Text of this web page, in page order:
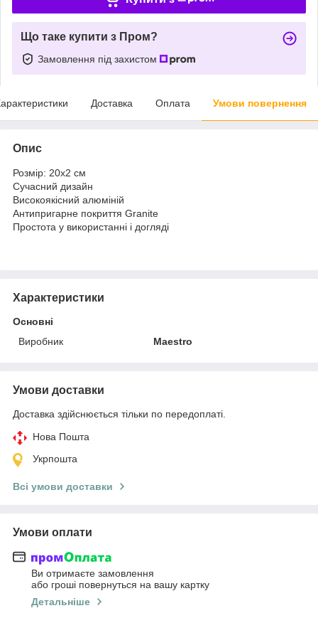
Що таке купити з Пром?
Замовлення під захистом
Доставка Оплата Умови повернення
Опис
Розмір: 20х2 см
Сучасний дизайн
Високоякісний алюміній
Антипригарне покриття Granite
Простота у використанні і догляді
Характеристики
Основні
Виробник
Maestro
Умови доставки
Доставка здійснюється тільки по передоплаті.
Нова Пошта
Укрпошта
Всі умови доставки
Умови оплати
Ви отримаєте замовлення
або гроші повернуться на вашу картку
Детальніше